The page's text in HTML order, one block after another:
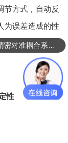
节方式，自动反
为误差造成的性
性
获取精密对准耦合系统技术方案